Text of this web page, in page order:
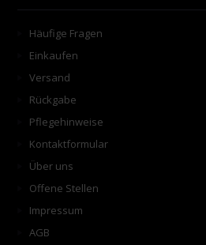
Häufige Fragen
Einkaufen
Versand
Rückgabe
Pflegehinweise
Kontaktformular
Über uns
Offene Stellen
Impressum
AGB